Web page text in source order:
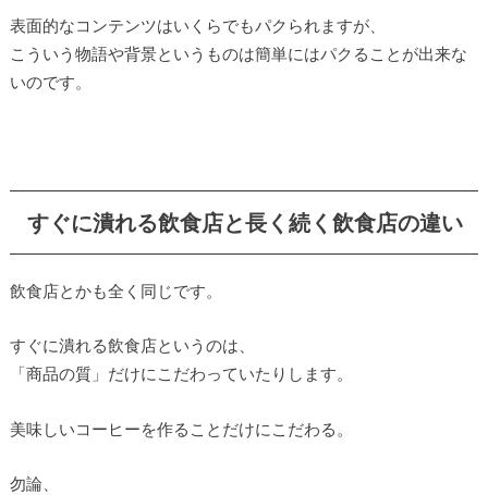
表面的なコンテンツはいくらでもパクられますが、
こういう物語や背景というものは簡単にはパクることが出来な
いのです。
すぐに潰れる飲食店と長く続く飲食店の違い
飲食店とかも全く同じです。
すぐに潰れる飲食店というのは、
「商品の質」だけにこだわっていたりします。
美味しいコーヒーを作ることだけにこだわる。
勿論、